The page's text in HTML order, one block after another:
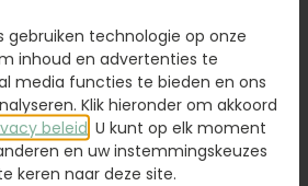
gebruiken technologie op onze
inhoud en advertenties te
media functies te bieden en ons
Klik hieronder om akkoord
beleid . U kunt op elk moment
en uw instemmingskeuzes
keren naar deze site.